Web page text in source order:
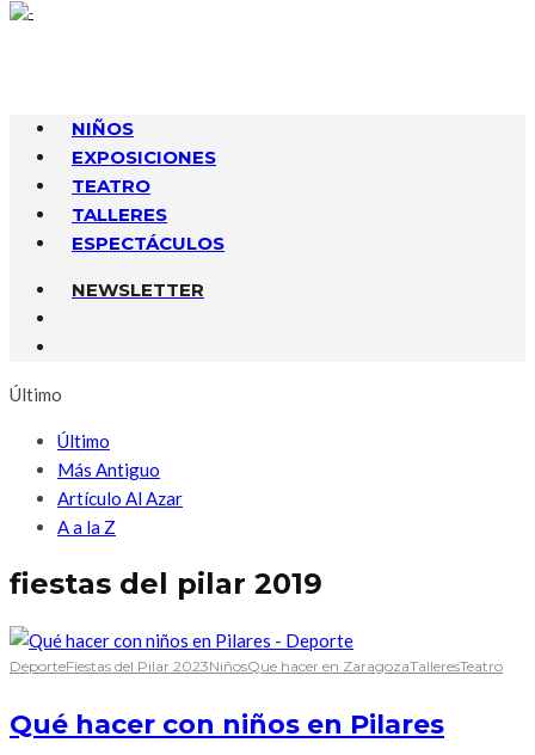
NIÑOS
EXPOSICIONES
TEATRO
TALLERES
ESPECTÁCULOS
NEWSLETTER
Último
Último
Más Antiguo
Artículo Al Azar
A a la Z
fiestas del pilar 2019
DeporteFiestas del Pilar 2023NiñosQue hacer en ZaragozaTalleresTeatro
Qué hacer con niños en Pilares